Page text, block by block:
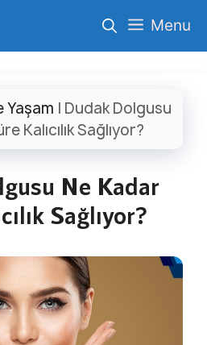
Menu
Yaşam | Dudak Dolgusu
Kalıcılık Sağlıyor?
Ne Kadar
Sağlıyor?